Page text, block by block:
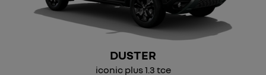
DUSTER
iconic plus 1.3 tce